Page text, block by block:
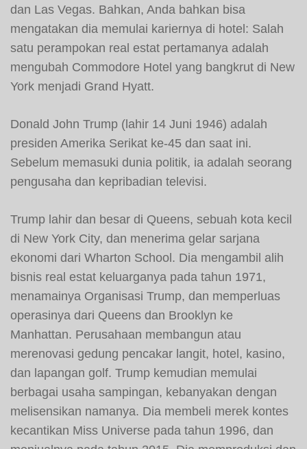
dan Las Vegas. Bahkan, Anda bahkan bisa
mengatakan dia memulai kariernya di hotel: Salah
satu perampokan real estat pertamanya adalah
mengubah Commodore Hotel yang bangkrut di New
York menjadi Grand Hyatt.
Donald John Trump (lahir 14 Juni 1946) adalah
presiden Amerika Serikat ke-45 dan saat ini.
Sebelum memasuki dunia politik, ia adalah seorang
pengusaha dan kepribadian televisi.
Trump lahir dan besar di Queens, sebuah kota kecil
di New York City, dan menerima gelar sarjana
ekonomi dari Wharton School. Dia mengambil alih
bisnis real estat keluarganya pada tahun 1971,
menamainya Organisasi Trump, dan memperluas
operasinya dari Queens dan Brooklyn ke
Manhattan. Perusahaan membangun atau
merenovasi gedung pencakar langit, hotel, kasino,
dan lapangan golf. Trump kemudian memulai
berbagai usaha sampingan, kebanyakan dengan
melisensikan namanya. Dia membeli merek kontes
kecantikan Miss Universe pada tahun 1996, dan